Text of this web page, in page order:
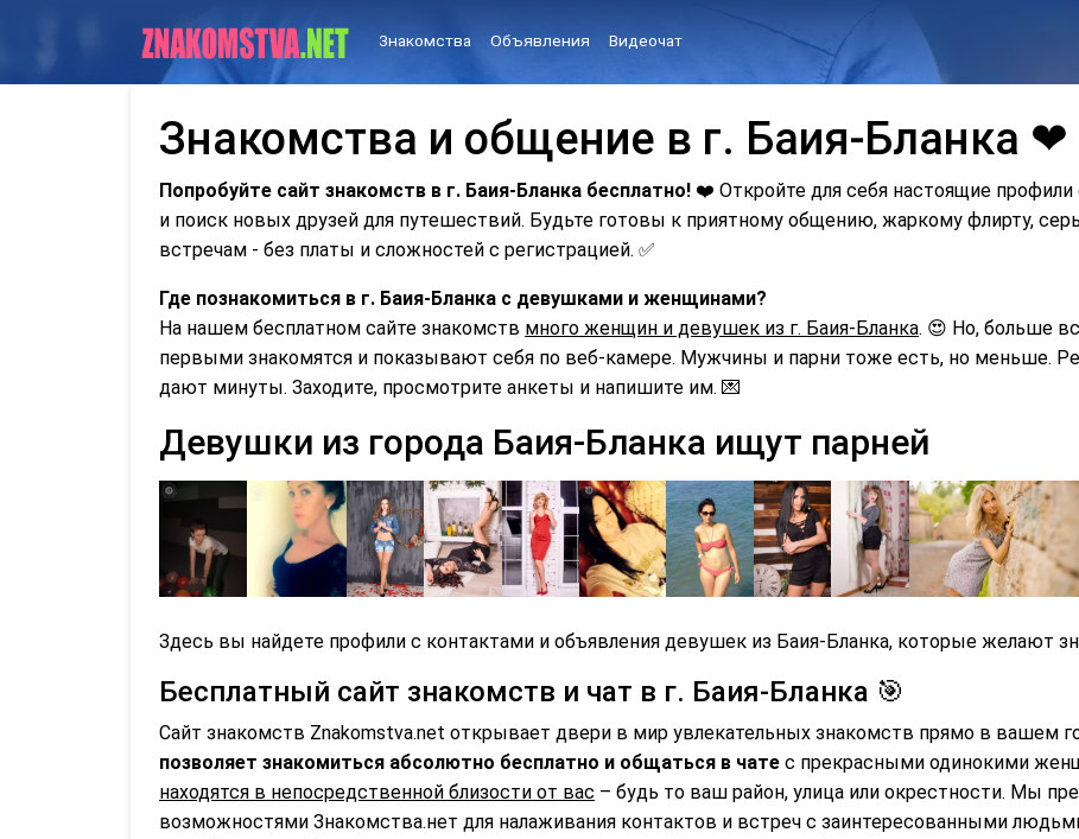
Знакомства Объявления Видеочат
Знакомства и общение в г. Баия-Бланка ❤
Попробуйте сайт знакомств в г. Баия-Бланка бесплатно! ❤️ Откройте для себя настоящие
и поиск новых друзей для путешествий. Будьте готовы к приятному общению, жаркому флирту,
встречам - без платы и сложностей с регистрацией. ✅
Где познакомиться в г. Баия-Бланка с девушками и женщинами?
На нашем бесплатном сайте знакомств много женщин и девушек из г. Баия-Бланка. 😍 Но, больше
первыми знакомятся и показывают себя по веб-камере. Мужчины и парни тоже есть, но меньше.
дают минуты. Заходите, просмотрите анкеты и напишите им. 💌
Девушки из города Баия-Бланка ищут парней
Здесь вы найдете профили с контактами и объявления девушек из Баия-Бланка, которые желают
Бесплатный сайт знакомств и чат в г. Баия-Бланка 🎯
Сайт знакомств Znakomstva.net открывает двери в мир увлекательных знакомств прямо в вашем
позволяет знакомиться абсолютно бесплатно и общаться в чате с прекрасными одинокими
находятся в непосредственной близости от вас – будь то ваш район, улица или окрестности. Мы
возможностями Знакомства.нет для налаживания контактов и встреч с заинтересованными